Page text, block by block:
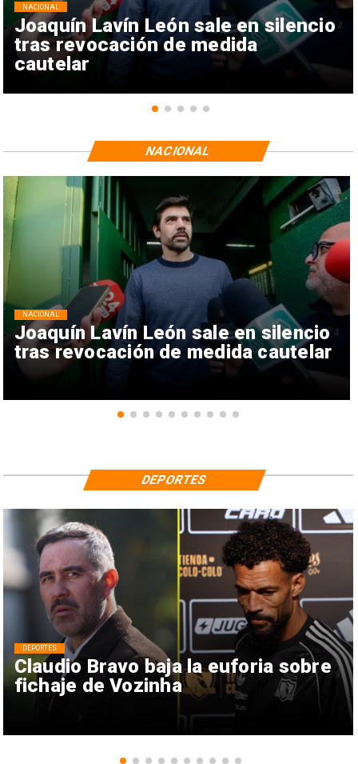
Joaquín Lavín León sale en silencio
tras revocación de medida
cautelar
NACIONAL
Joaquín Lavín León sale en silencio
tras revocación de medida cautelar
NACIONAL
NACIONAL
Claudio Bravo baja la euforia sobre
fichaje de Vozinha
DEPORTES
DEPORTES